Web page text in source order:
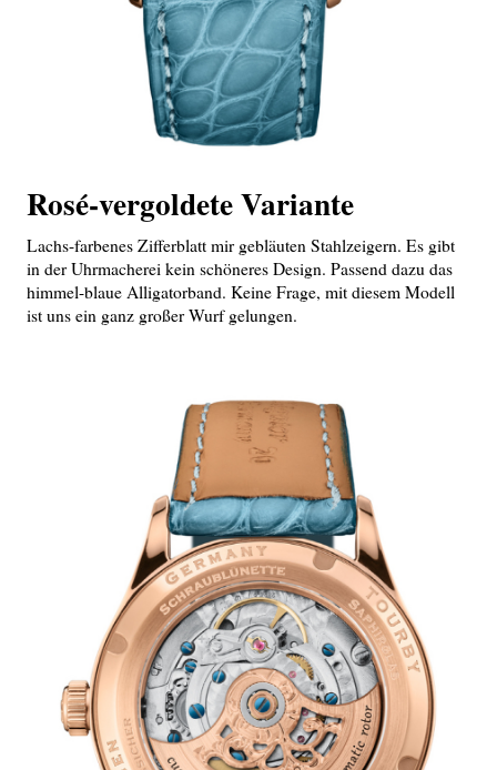
Rosé-vergoldete Variante
Lachs-farbenes Zifferblatt mir gebläuten Stahlzeigern. Es gibt
in der Uhrmacherei kein schöneres Design. Passend dazu das
himmel-blaue Alligatorband. Keine Frage, mit diesem Modell
ist uns ein ganz großer Wurf gelungen.